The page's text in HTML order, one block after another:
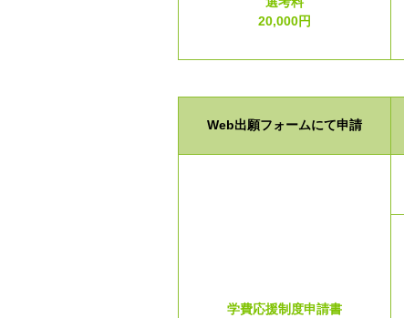
20,000円
Web出願フォームにて申請
学費応援制度申請書